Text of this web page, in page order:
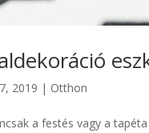
2019 | Otthon
a festés vagy a